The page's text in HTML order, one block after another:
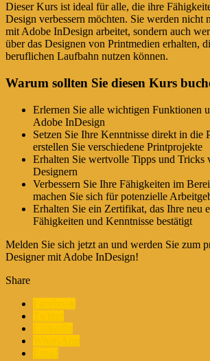
Dieser Kurs ist ideal für alle, die ihre
Design verbessern möchten. Sie werden nicht
mit Adobe InDesign arbeitet, sondern auch
über das Designen von Printmedien erhalten,
beruflichen Laufbahn nutzen können.
Warum sollten Sie diesen Kurs
Erlernen Sie alle wichtigen Funktionen
Adobe InDesign
Setzen Sie Ihre Kenntnisse direkt in die
erstellen Sie verschiedene Printprojekte
Erhalten Sie wertvolle Tipps und Tricks
Designern
Verbessern Sie Ihre Fähigkeiten im
machen Sie sich für potenzielle
Erhalten Sie ein Zertifikat, das Ihre neu
Fähigkeiten und Kenntnisse bestätigt
Melden Sie sich jetzt an und werden Sie zum
Designer mit Adobe InDesign!
Share